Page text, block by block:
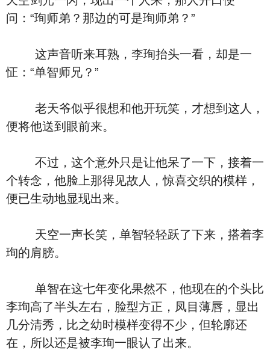
问：“珣师弟？那边的可是珣师弟？”
这声音听来耳熟，李珣抬头一看，却是一
怔：“单智师兄？”
老天爷似乎很想和他开玩笑，才想到这人，
便将他送到眼前来。
不过，这个意外只是让他呆了一下，接着一
个转念，他脸上那得见故人，惊喜交织的模样，
便已生动地显现出来。
天空一声长笑，单智轻轻跃了下来，搭着李
珣的肩膀。
单智在这七年变化果然不，他现在的个头比
李珣高了半头左右，脸型方正，凤目薄唇，显出
几分清秀，比之幼时模样变得不少，但轮廓还
在，所以还是被李珣一眼认了出来。